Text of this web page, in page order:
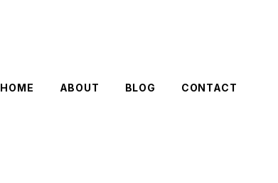
HOME ABOUT BLOG CONTACT